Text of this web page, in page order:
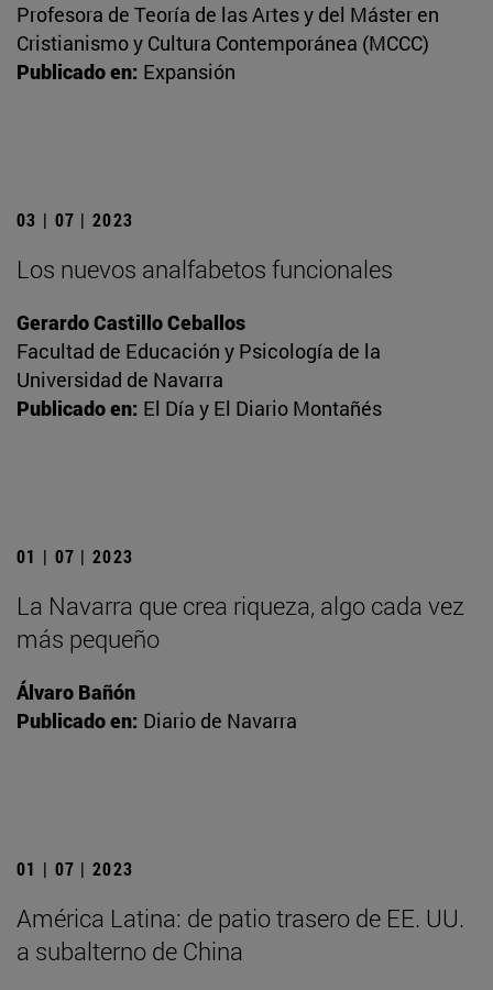
Profesora de Teoría de las Artes y del Máster en
Cristianismo y Cultura Contemporánea (MCCC)
Publicado en: Expansión
03 | 07 | 2023
Los nuevos analfabetos funcionales
Gerardo Castillo Ceballos
Facultad de Educación y Psicología de la
Universidad de Navarra
Publicado en: El Día y El Diario Montañés
01 | 07 | 2023
La Navarra que crea riqueza, algo cada vez
más pequeño
Álvaro Bañón
Publicado en: Diario de Navarra
01 | 07 | 2023
América Latina: de patio trasero de EE. UU.
a subalterno de China